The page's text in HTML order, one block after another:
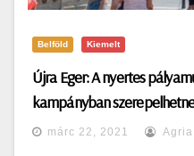
Belföld Kiemelt
Újra Eger: A nyertes
kampányban
márc 22, 2021 Agria